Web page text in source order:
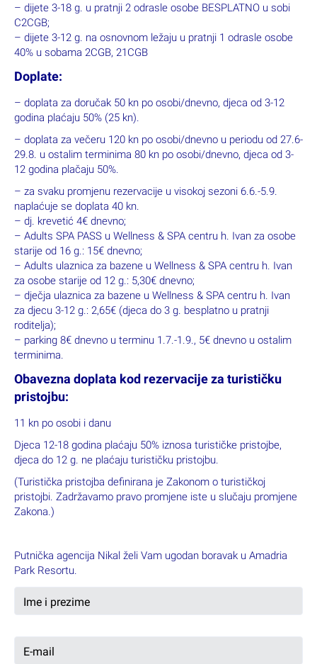
– dijete 3-18 g. u pratnji 2 odrasle osobe BESPLATNO u sobi
C2CGB;
– dijete 3-12 g. na osnovnom ležaju u pratnji 1 odrasle osobe
40% u sobama 2CGB, 21CGB
Doplate:
– doplata za doručak 50 kn po osobi/dnevno, djeca od 3-12
godina plaćaju 50% (25 kn).
– doplata za večeru 120 kn po osobi/dnevno u periodu od 27.6-
29.8. u ostalim terminima 80 kn po osobi/dnevno, djeca od 3-
12 godina plačaju 50%.
– za svaku promjenu rezervacije u visokoj sezoni 6.6.-5.9.
naplaćuje se doplata 40 kn.
– dj. krevetić 4€ dnevno;
– Adults SPA PASS u Wellness & SPA centru h. Ivan za osobe
starije od 16 g.: 15€ dnevno;
– Adults ulaznica za bazene u Wellness & SPA centru h. Ivan
za osobe starije od 12 g.: 5,30€ dnevno;
– dječja ulaznica za bazene u Wellness & SPA centru h. Ivan
za djecu 3-12 g.: 2,65€ (djeca do 3 g. besplatno u pratnji
roditelja);
– parking 8€ dnevno u terminu 1.7.-1.9., 5€ dnevno u ostalim
terminima.
Obavezna doplata kod rezervacije za turističku
pristojbu:
11 kn po osobi i danu
Djeca 12-18 godina plaćaju 50% iznosa turističke pristojbe,
djeca do 12 g. ne plaćaju turističku pristojbu.
(Turistička pristojba definirana je Zakonom o turističkoj
pristojbi. Zadržavamo pravo promjene iste u slučaju promjene
Zakona.)
Putnička agencija Nikal želi Vam ugodan boravak u Amadria
Park Resortu.